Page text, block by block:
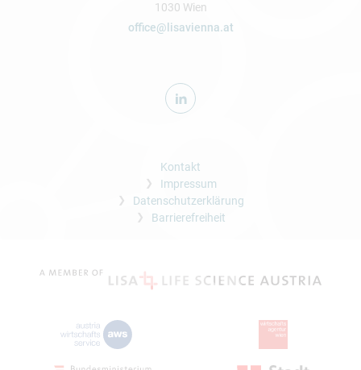
1030 Wien
office@lisavienna.at
Kontakt
Impressum
Datenschutzerklärung
Barrierefreiheit